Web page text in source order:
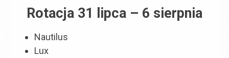
Rotacja 31 lipca – 6 sierpnia
Nautilus
Lux